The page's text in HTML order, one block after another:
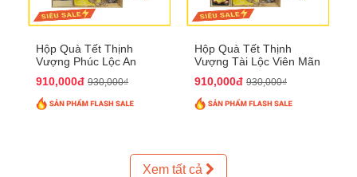
Hộp Quà Tết Thịnh
Vượng Phúc Lộc An
910,000đ 930,000₫
Hộp Quà Tết Thịnh
Vượng Tài Lộc Viên Mãn
910,000đ 930,000₫
Xem tất cả